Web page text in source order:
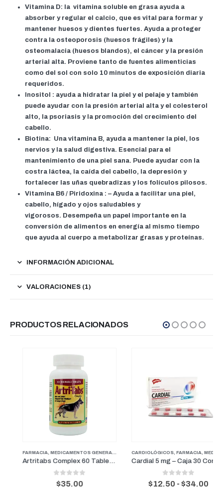
Vitamina D: la vitamina soluble en grasa ayuda a
absorber y regular el calcio, que es vital para formar y
mantener huesos y dientes fuertes. Ayuda a proteger
contra la osteoporosis (huesos frágiles) y la
osteomalacia (huesos blandos), el cáncer y la presión
arterial alta. Proviene tanto de fuentes alimenticias
como del sol con solo 10 minutos de exposición diaria
requeridos.
Inositol : ayuda a hidratar la piel y el pelaje y también
puede ayudar con la presión arterial alta y el colesterol
alto, la psoriasis y la promoción del crecimiento del
cabello.
Biotina: Una vitamina B, ayuda a mantener la piel, los
nervios y la salud digestiva. Esencial para el
mantenimiento de una piel sana. Puede ayudar con la
costra láctea, la caída del cabello, la depresión y
fortalecer las uñas quebradizas y los folículos pilosos.
Vitamina B6 / Piridoxina: – Ayuda a facilitar una piel,
cabello, hígado y ojos saludables y
vigorosos. Desempeña un papel importante en la
conversión de alimentos en energía al mismo tiempo
que ayuda al cuerpo a metabolizar grasas y proteínas.
INFORMACIÓN ADICIONAL
VALORACIONES (1)
PRODUCTOS RELACIONADOS
FARMACIA,MEDICAMENTOS GENERALES ,PERROS,SUPLEMENTOS Y VITAMINAS
Artritabs Complex 60 Tabletas
out of 5
35.00
CARDIOLÓGICOS,FARMACIA,MEDICAMENTOS GENERALES
Cardial 5 mg – Caja 30 Comprimidos/ Blister de 10 tabletas
0out of 5
12.50 -$34.00Rango